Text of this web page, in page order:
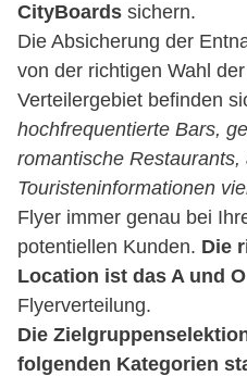
CityBoards sichern.
Die Absicherung der
von der richtigen Wahl
Verteilergebiet befinden
hochfrequentierte Bars,
romantische
Touristeninformationen
Flyer immer genau bei
potentiellen Kunden. Die
Location ist das A und
Flyerverteilung.
Die
folgenden Kategorien